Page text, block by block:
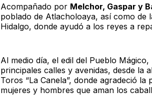
Acompañado por Melchor, Gaspar y
poblado de Atlacholoaya, así como de
Hidalgo, donde ayudó a los reyes a
Al medio día, el edil del Pueblo
principales calles y avenidas, desde la
Toros “La Canela”, donde agradeció
mujeres y hombres que aman los